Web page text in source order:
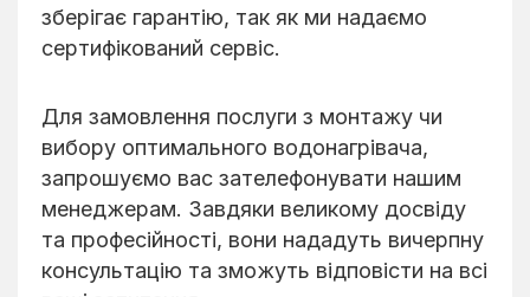
зберігає гарантію, так як ми надаємо
сертифікований сервіс.
Для замовлення послуги з монтажу чи
вибору оптимального водонагрівача,
запрошуємо вас зателефонувати нашим
менеджерам. Завдяки великому досвіду
та професійності, вони нададуть вичерпну
консультацію та зможуть відповісти на всі